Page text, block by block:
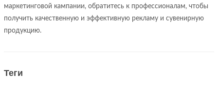
маркетинговой кампании, обратитесь к профессионалам, чтобы
получить качественную и эффективную рекламу и сувенирную
продукцию.
Теги